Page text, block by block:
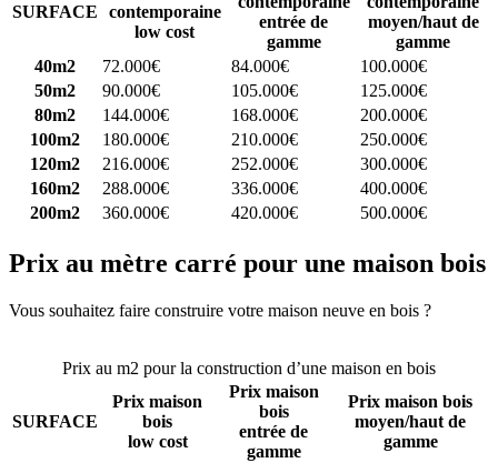
SURFACE
contemporaine
low cost
entrée de
gamme
moyen/haut de
gamme
40m2
72.000€ 84.000€
100.000€
50m2
90.000€ 105.000€
125.000€
80m2
144.000€ 168.000€
200.000€
100m2
180.000€ 210.000€
250.000€
120m2
216.000€ 252.000€
300.000€
160m2
288.000€ 336.000€
400.000€
200m2
360.000€ 420.000€ 500.000€
Prix au mètre carré pour une maison bois
Vous souhaitez faire construire votre maison neuve en bois ?
Prix au m2 pour la construction d’une maison en bois
SURFACE
Prix maison
bois
low cost
Prix maison
bois
entrée de
gamme
Prix maison bois
moyen/haut de
gamme